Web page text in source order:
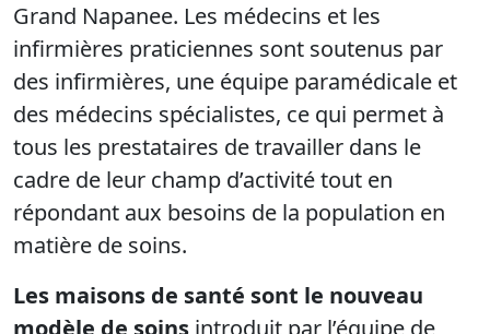
Grand Napanee. Les médecins et les
infirmières praticiennes sont soutenus par
des infirmières, une équipe paramédicale et
des médecins spécialistes, ce qui permet à
tous les prestataires de travailler dans le
cadre de leur champ d’activité tout en
répondant aux besoins de la population en
matière de soins.
Les maisons de santé sont le nouveau